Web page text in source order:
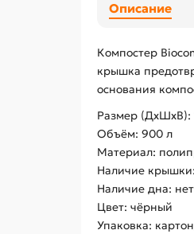
Описание
Компостер
крышка
основания
Размер (ДхШхВ):
Объём: 900 л
Материал:
Наличие
Наличие дна: нет
Цвет: чёрный
Упаковка: